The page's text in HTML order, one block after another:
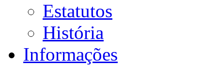
Estatutos
História
Informações